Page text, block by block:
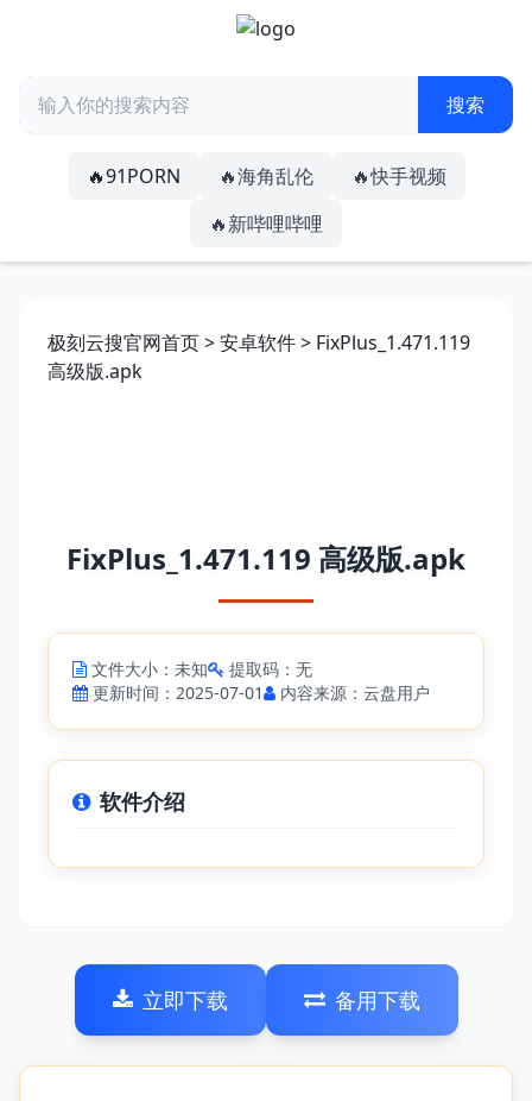
🔥91PORN 🔥海角乱伦
🔥快手视频
🔥新哔哩哔哩
极刻云搜官网首页>安卓软件> FixPlus_1.471.119
高级版.apk
FixPlus_1.471.119 高级版.apk
文件大小：未知
提取码：无
更新时间：2025-07-01
内容来源：云盘用户
软件介绍
立即下载 备用下载